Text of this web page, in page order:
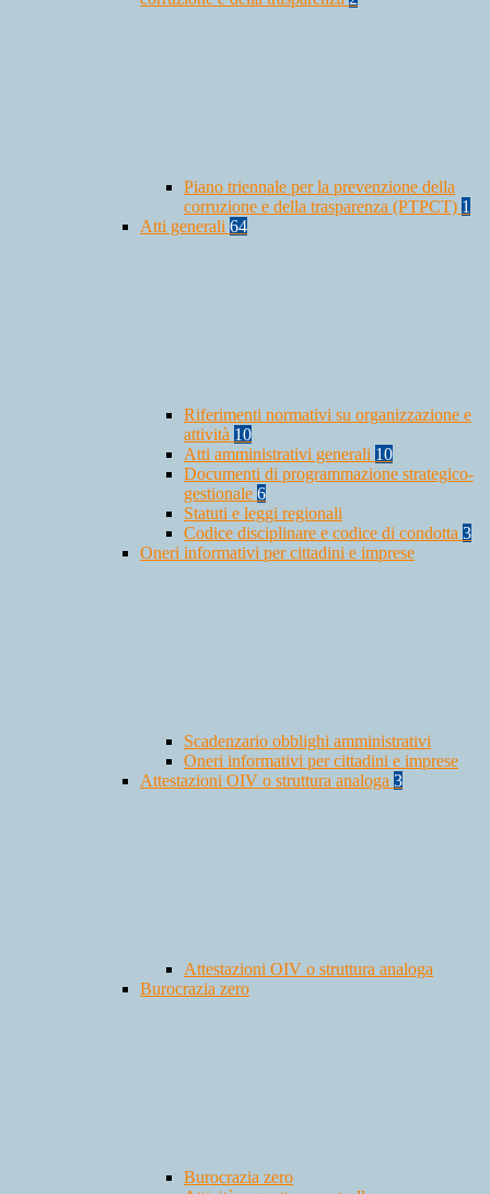
Piano triennale per la prevenzione della
corruzione e della trasparenza (PTPCT) 1
Atti generali 64
Riferimenti normativi su organizzazione e
attività 10
Atti amministrativi generali 10
Documenti di programmazione strategico-
gestionale 6
Statuti e leggi regionali
Codice disciplinare e codice di condotta 3
Oneri informativi per cittadini e imprese
Scadenzario obblighi amministrativi
Oneri informativi per cittadini e imprese
Attestazioni OIV o struttura analoga 3
Attestazioni OIV o struttura analoga
Burocrazia zero
Burocrazia zero